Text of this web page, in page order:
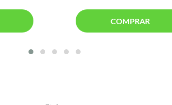
COMPRAR